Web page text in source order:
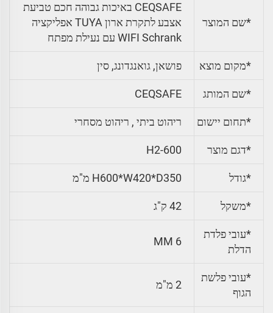
*שם המוצר
CEQSAFE באיכות גבוהה חכם טביעת
אצבע לתקרת ארון TUYA אפליקציה
WIFI Schrank עם נעילת מפתח
*מקום מוצא פושאן, גואנגדונג, סין
*שם המותג CEQSAFE
*תחום יישום ריהוט ביתי , ריהוט מסחרי
*דגם מוצר H2-600
*גודל H600*W420*D350 מ"מ
*משקל 42 ק"ג
*עובי פלדת
הדלת
6 MM
*עובי פלשת
הגוף
2 מ"מ